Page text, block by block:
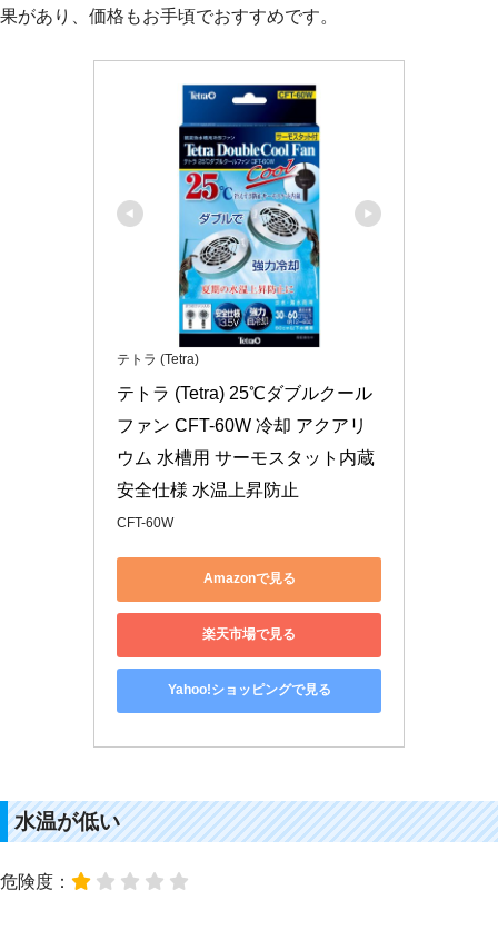
果があり、価格もお手頃でおすすめです。
テトラ (Tetra)
テトラ (Tetra) 25℃ダブルクール
ファン CFT-60W 冷却 アクアリ
ウム 水槽用 サーモスタット内蔵
安全仕様 水温上昇防止
CFT-60W
Amazonで見る
楽天市場で見る
Yahoo!ショッピングで見る
水温が低い
危険度：